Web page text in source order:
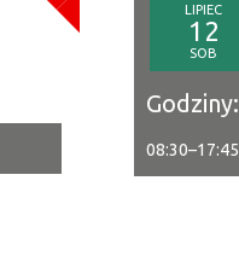
LIPIEC
12
SOB
Godziny:
08:30–17:45